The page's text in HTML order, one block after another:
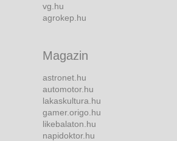
vg.hu
agrokep.hu
Magazin
astronet.hu
automotor.hu
lakaskultura.hu
gamer.origo.hu
likebalaton.hu
napidoktor.hu